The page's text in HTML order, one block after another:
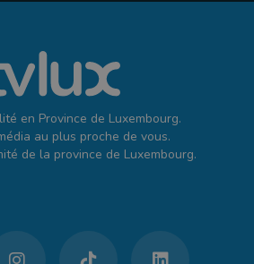
en Province de Luxembourg.
au plus proche de vous.
de la province de Luxembourg.